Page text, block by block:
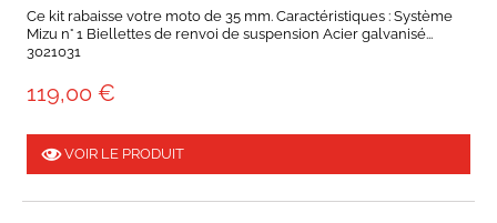
Ce kit rabaisse votre moto de 35 mm. Caractéristiques : Système
Mizu n° 1 Biellettes de renvoi de suspension Acier galvanisé...
3021031
119,00 €
VOIR LE PRODUIT